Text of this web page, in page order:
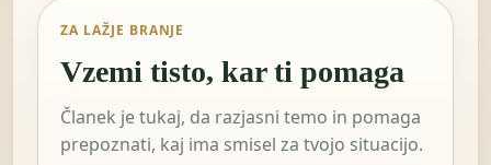
ZA LAŽJE BRANJE
Vzemi tisto, kar ti pomaga
Članek je tukaj, da razjasni temo in pomaga
prepoznati, kaj ima smisel za tvojo situacijo.